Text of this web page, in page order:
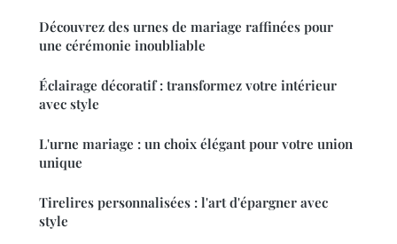
Découvrez des urnes de mariage raffinées pour
une cérémonie inoubliable
Éclairage décoratif : transformez votre intérieur
avec style
L'urne mariage : un choix élégant pour votre union
unique
Tirelires personnalisées : l'art d'épargner avec
style